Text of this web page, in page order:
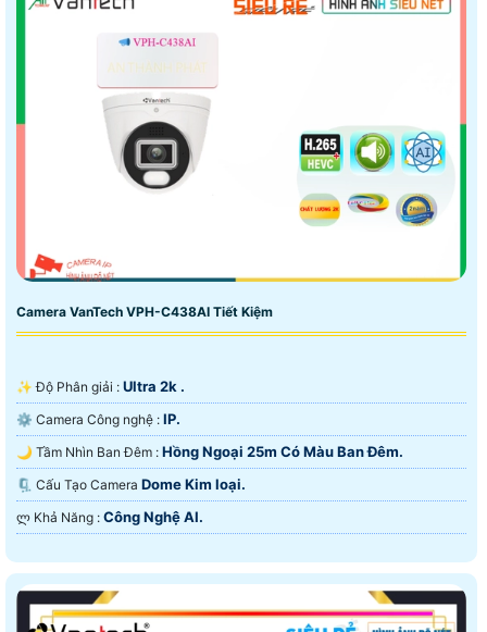
Camera VanTech VPH-C438AI Tiết Kiệm
✨ Độ Phân giải : Ultra 2k .
⚙ Camera Công nghệ : IP.
🌙 Tầm Nhìn Ban Đêm : Hồng Ngoại 25m Có Màu Ban Ðêm.
🗜️ Cấu Tạo Camera Dome Kim loại.
️ლ Khả Năng : Công Nghệ AI.